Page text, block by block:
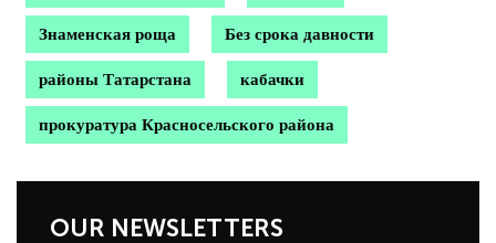
Знаменская роща Без срока давности
районы Татарстана кабачки
прокуратура Красносельского района
OUR NEWSLETTERS